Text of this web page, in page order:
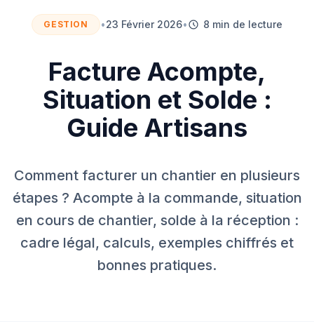
GESTION •23 Février 2026• 8 min de lecture
Facture Acompte,
Situation et Solde :
Guide Artisans
Comment facturer un chantier en plusieurs
étapes ? Acompte à la commande, situation
en cours de chantier, solde à la réception :
cadre légal, calculs, exemples chiffrés et
bonnes pratiques.